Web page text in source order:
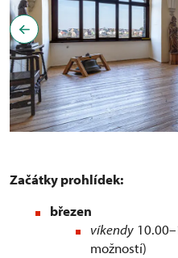
Začátky prohlídek:
březen
víkendy
možností)